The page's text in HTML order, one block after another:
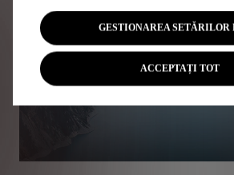
GESTIONAREA SETĂRILOR
ACCEPTAȚI TOT